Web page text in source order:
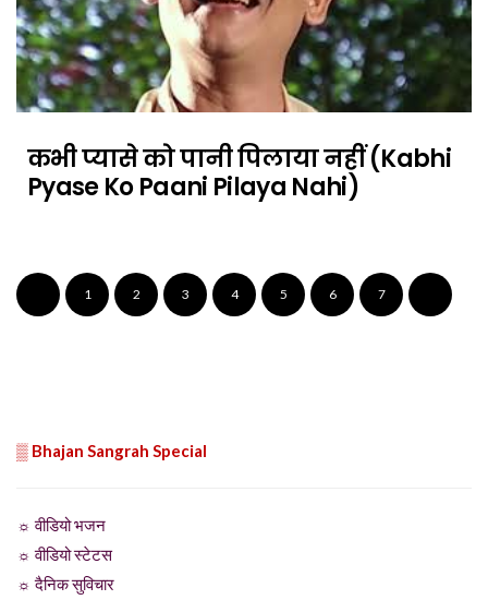
कभी प्यासे को पानी पिलाया नहीं (Kabhi
Pyase Ko Paani Pilaya Nahi)
1 2 3 4 5 6 7
▒ Bhajan Sangrah Special
☼ वीडियो भजन
☼ वीडियो स्टेटस
☼ दैनिक सुविचार